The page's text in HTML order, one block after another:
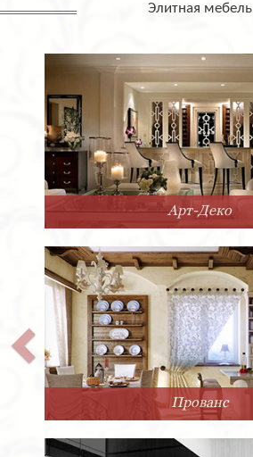
Элитная мебель
Арт-Деко
Прованс